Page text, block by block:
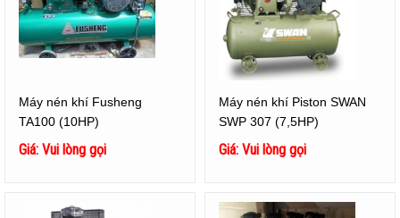
Máy nén khí Fusheng
TA100 (10HP)
Giá: Vui lòng gọi
Máy nén khí Piston SWAN
SWP 307 (7,5HP)
Giá: Vui lòng gọi